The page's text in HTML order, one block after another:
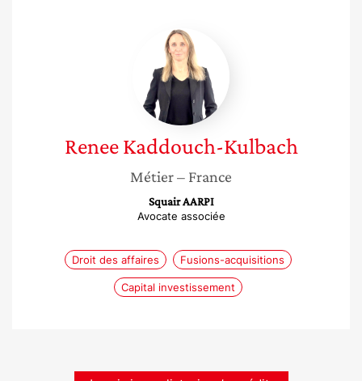
Renee
Kaddouch-
Kulbach
Renee Kaddouch-Kulbach
Métier– France
Squair AARPI
Avocate associée
Droit des affaires Fusions-acquisitions
Capital investissement